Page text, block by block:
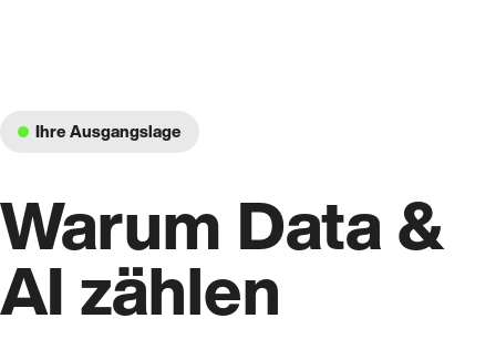
Ihre Ausgangslage
Warum Data &
AI zählen